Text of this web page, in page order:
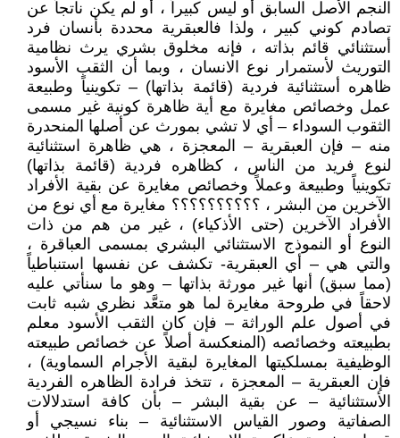
النجم الأصل السابق أو ليس كبيراً ، أو لم يكن ناتجاً عن
تصادم كوني كبير ، ولذا فالعبقرية محددة بأنسان فرد
أستثنائي قائم بذاته ، فإنه مخلوق بشري يرث نظامية
التوريث لأستمرار نوع الانسان ، وبما أن الثقب الأسود
ظاهره أستثنائية فردية (قائمة بذاتها) – تكوينياً وطبيعة
عمل وخصائص مغايرة مع أية ظاهرة كونية غير مسمى
الثقوب السوداء – أي لا تشي بمورث عن أصلها المنحدرة
منه – فإن العبقرية – المعجزة ، هي ظاهرة استثنائية
لنوع فريد من الناس ، كظاهره فردية (قائمة بذاتها)
تكوينياً وطبيعة وعملاً وخصائص مغايرة عن بقية الأفراد
الآخرين من البشر ، ؟؟؟؟؟؟؟؟؟؟ مغايرة مع أي نوع من
الأفراد الآخرين (حتى الأذكياء) ، غير من هم من ذات
النوع أو النموذج الاستثنائي البشري بمسمى العباقرة ،
والتي هي – أي العبقرية- تكشف عن نفسها استنباطياً
(مما سبق) أنها غير مورثة بذاتها – وهو ما سنأتي عليه
لاحقاً في طروحة مغايرة لما هو متعَّد نظري شبه ثابت
في أصول علم الوراثة – فإن كان الثقب الأسود معلم
بطبيعته وخصائصه (المنعكسة أصلاً عن خصائص طبيعته
الوظيفية بمسلكيتها المغايرة لبقية الأجرام السماوية) ،
فإن العبقرية – المعجزة ، تتخذ فرادة الظاهره الفردية
الأستثنائية – عن بقية البشر – بأن كافة استدلالات
الصفاتية وصور القياس الاستثنائية – بناء نسيجي أو